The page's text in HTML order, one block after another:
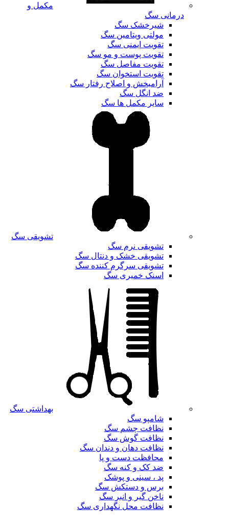
مکمل و
درمانی سگ
شیرخشک سگ
مولتی ویتامین سگ
تقویت ایمنی سگ
تقویت پوست و مو سگ
تقویت مفاصل سگ
تقویت استخوان سگ
آرامبخش و اصلاح رفتار سگ
ضد انگل سگ
سایر مکمل ها سگ
تشویقی سگ
تشویقی نرم سگ
تشویقی خشک و دنتال سگ
تشویقی سرگرم کننده سگ
اسنک خمیری سگ
بهداشتی سگ
شامپو سگ
نظافت چشم سگ
نظافت گوش سگ
نظافت دهان و دندان سگ
محافظت دست و پا
ضد کک و کنه سگ
پد ، سینی و پوشک
برس و دستکش سگ
ناخن گیر و انبر سگ
نظافت محل نگهداری سگ